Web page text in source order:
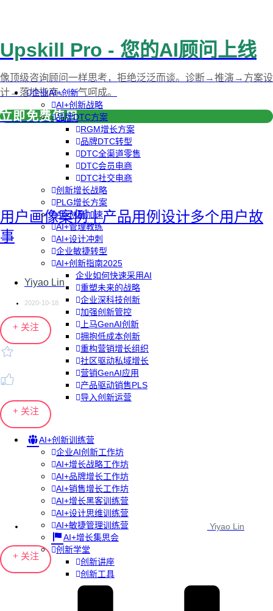
企业AI+创新
AI+创新战略
品牌DTC方案
RGM增长方案
品牌DTC转型
DTC全渠道零售
DTC会员电商
DTC社交电商
创新增长战略
PLG增长方案
AI+创新加速
AI+管理教练
AI+设计冲刺
企业敏捷转型
AI+创新指南2025
企业如何快速采用AI
重塑未来的战略
企业深科技创新
加强创新管控
上马GenAI创新
拥抱低成本创新
重构营销增长组织
社区驱动私域增长
营销GenAI应用
产品驱动销售PLS
导入创新运营
AI+创新训练营
企业AI创新工作坊
AI+增长战略工作坊
AI+品牌增长工作坊
AI+销售增长工作坊
AI+增长黑客训练营
AI+设计思维训练营
AI+敏捷管理训练营
AI+增长集思会
创新学堂
创新讲座
创新工具
Upskill Pro - 您的AI顾问上线
像顶级咨询顾问一样思考，拒绝泛泛而谈。诊断→推演→方案设
计→落地指南，一气呵成。
立即免费使用
用户画像案例丨产品用例设计多个用户故
事
Yiyao Lin
2020-10-18
+ 关注
+ 关注
Yiyao Lin
+ 关注